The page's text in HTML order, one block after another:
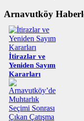
Arnavutköy
İtirazlar ve
Yeniden Sayım
Kararları